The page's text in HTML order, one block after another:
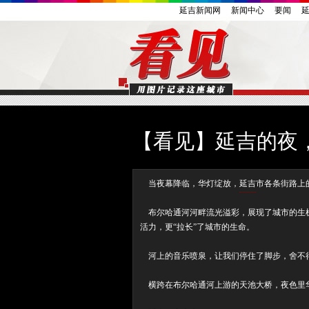
延吉新闻网 新闻中心 要闻
【看见】延吉的夜
当夜幕降临，华灯绽放， 延吉市各条街路上
布尔哈通河河畔流光溢彩，展现了城市的生
活力，更“拉长”了城市的生命。
河上的音乐喷泉，让我们停住了脚步，舍不
横跨在布尔哈通河上游的天池大桥，夜色里